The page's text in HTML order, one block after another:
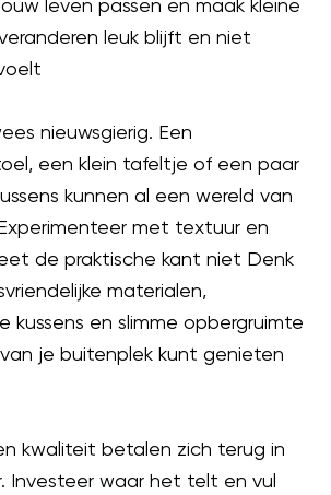
leven passen en maak kleine
leuk blijft en niet
nieuwsgierig. Een
een klein tafeltje of een paar
kunnen al een wereld van
met textuur en
de praktische kant niet Denk
materialen,
en slimme opbergruimte
je buitenplek kunt genieten
kwaliteit betalen zich terug in
Investeer waar het telt en vul